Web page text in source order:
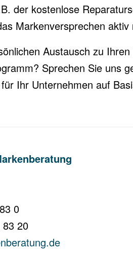
der kostenlose
Markenversprechen
Austausch zu
Sprechen Sie uns
Ihr Unternehmen auf
0
20